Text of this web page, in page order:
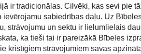
ir tradicionālas. Cilvēki, kas sevi pie
ievērojamu sabiedrības daļu. Uz
strāvojumu un sektu ir lielumlielais
ka tieši tai ir pareizākā Bībeles
kristīgiem strāvojumiem savas